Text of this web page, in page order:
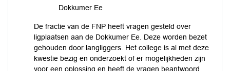
Dokkumer Ee
De fractie van de FNP heeft vragen gesteld over
ligplaatsen aan de Dokkumer Ee. Deze worden bezet
gehouden door langliggers. Het college is al met deze
kwestie bezig en onderzoekt of er mogelijkheden zijn
voor een oplossing en heeft de vragen beantwoord.